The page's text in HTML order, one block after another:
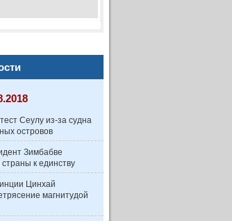
Сеулу из-за судна
островов
Зимбабве
к единству
Цинхай
магнитудой